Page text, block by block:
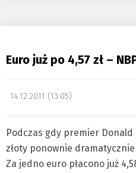
Euro już po 4,57 zł –
14.12.2011 (13:05)
Podczas gdy premier Donald
złoty ponownie
Za jedno euro płacono już